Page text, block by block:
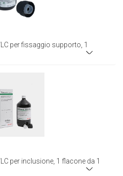
per fissaggio supporto, 1
per inclusione, 1 flacone da 1